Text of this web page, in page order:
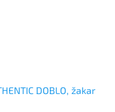
DOBLO, žakar